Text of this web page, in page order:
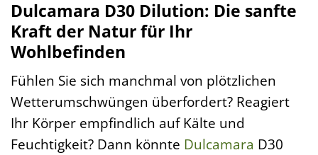
Dulcamara D30 Dilution: Die sanfte
Kraft der Natur für Ihr
Wohlbefinden
Fühlen Sie sich manchmal von plötzlichen
Wetterumschwüngen überfordert? Reagiert
Ihr Körper empfindlich auf Kälte und
Feuchtigkeit? Dann könnte Dulcamara D30